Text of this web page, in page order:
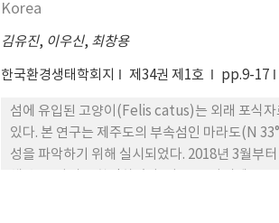
Korea
김유진, 이우신, 최창용
한국환경생태학회지 제34권 제1호 pp.9-17
섬에 유입된 고양이(Felis catus)는 외래 포식자
있다. 본 연구는 제주도의 부속섬인 마라도(N
성을 파악하기 위해 실시되었다. 2018년 3월부
KDE: kernel density estimation), 핵심서식